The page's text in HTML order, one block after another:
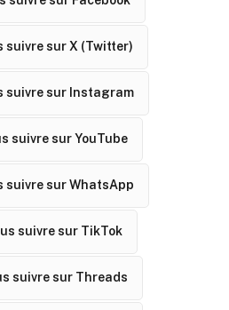
suivre sur X (Twitter)
suivre sur Instagram
suivre sur YouTube
suivre sur WhatsApp
suivre sur TikTok
suivre sur Threads